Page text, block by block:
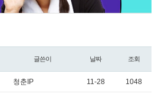
글쓴이 날짜 조회
청춘IP 11-28 1048